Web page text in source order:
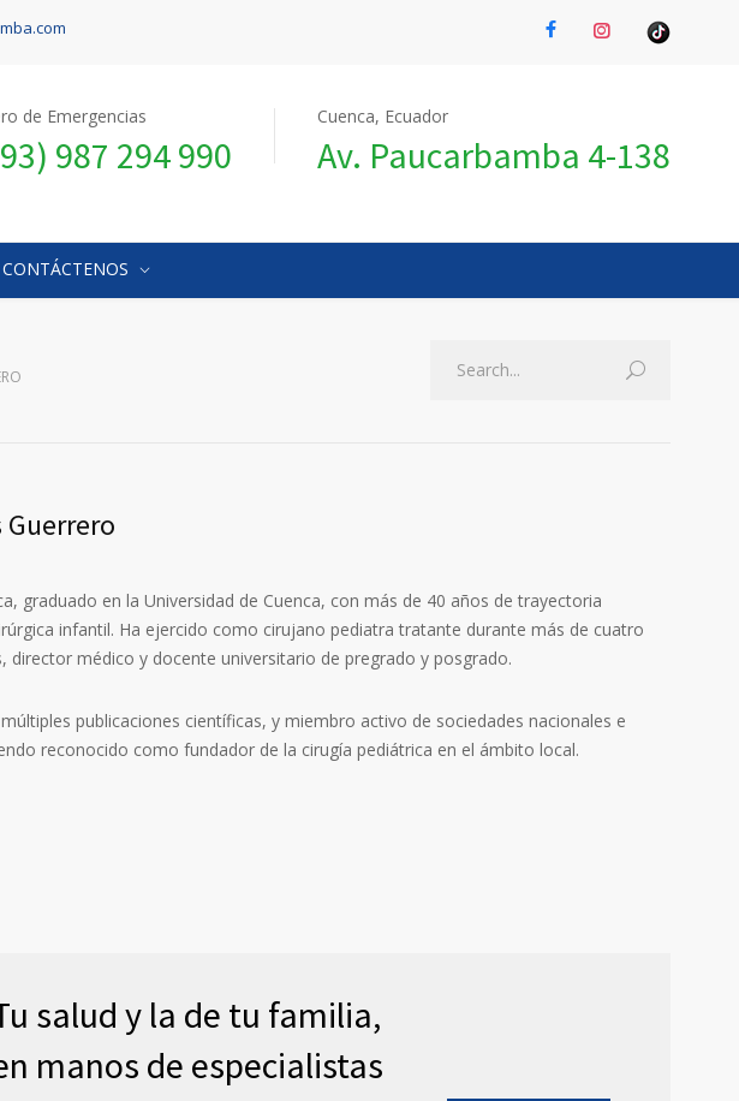
de Emergencias
987 294 990
Cuenca, Ecuador
Av. Paucarbamba 4-138
CONTÁCTENOS
Guerrero
graduado en la Universidad de Cuenca, con más de 40 años de trayectoria
infantil. Ha ejercido como cirujano pediatra tratante durante más de cuatro
director médico y docente universitario de pregrado y posgrado.
publicaciones científicas, y miembro activo de sociedades nacionales e
reconocido como fundador de la cirugía pediátrica en el ámbito local.
salud y la de tu familia,
manos de especialistas